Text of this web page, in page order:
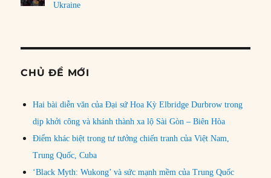
Ukraine
CHỦ ĐỀ MỚI
Hai bài diễn văn của Đại sứ Hoa Kỳ Elbridge Durbrow trong
dịp khởi công và khánh thành xa lộ Sài Gòn – Biên Hòa
Điểm khác biệt trong tư tưởng chiến tranh của Việt Nam,
Trung Quốc, Cuba
‘Black Myth: Wukong’ và sức mạnh mềm của Trung Quốc